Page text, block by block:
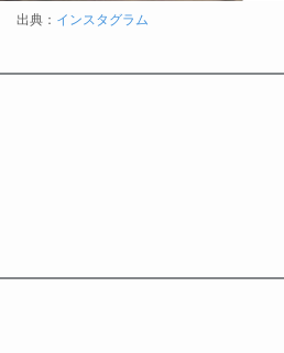
出典： インスタグラム